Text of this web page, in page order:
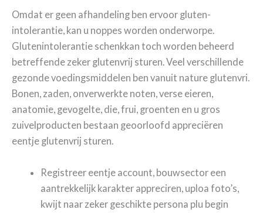
Omdat er geen afhandeling ben ervoor gluten-
intolerantie, kan u noppes worden onderworpe.
Glutenintolerantie schenkkan toch worden beheerd
betreffende zeker glutenvrij sturen. Veel verschillende
gezonde voedingsmiddelen ben vanuit nature glutenvri.
Bonen, zaden, onverwerkte noten, verse eieren,
anatomie, gevogelte, die, frui, groenten en u gros
zuivelproducten bestaan geoorloofd ​​appreciëren
eentje glutenvrij sturen.
Registreer eentje account, bouwsector een
aantrekkelijk karakter appreciren, uploa foto’s,
kwijt naar zeker geschikte persona plu begin